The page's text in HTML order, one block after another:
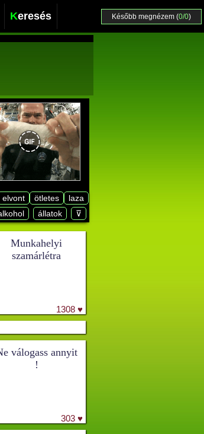
Később megnézem (0/0)
Keresés
elvont ötletes
laza
állatok ⊽
Munkahelyi
szamárlétra
1308 ♥
válogass annyit
!
303 ♥